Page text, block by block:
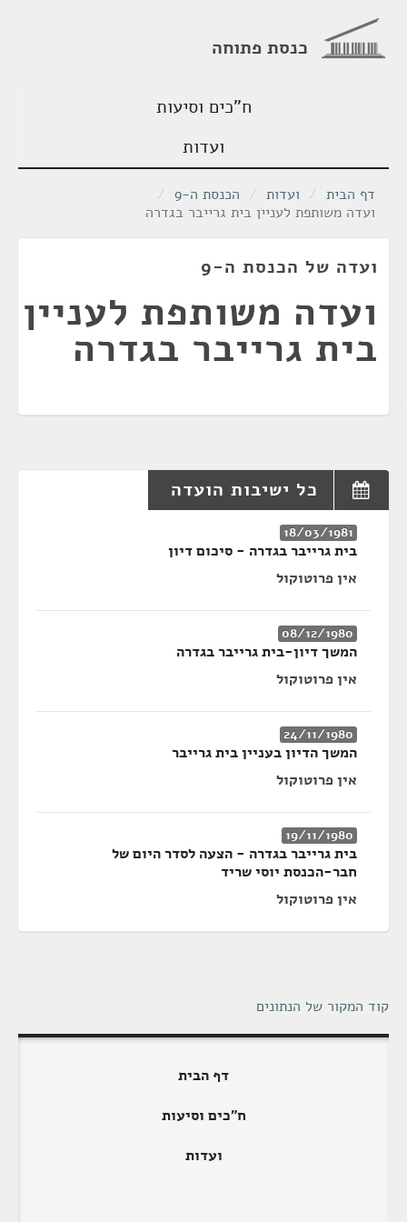
כנסת פתוחה
ח"כים וסיעות
ועדות
דף הבית / ועדות / הכנסת ה-9
/
ועדה משותפת לעניין בית גרייבר בגדרה
ועדה של הכנסת ה-9
ועדה משותפת לעניין
בית גרייבר בגדרה
כל ישיבות הועדה
18/03/1981
בית גרייבר בגדרה - סיכום דיון
אין פרוטוקול
08/12/1980
המשך דיון-בית גרייבר בגדרה
אין פרוטוקול
24/11/1980
המשך הדיון בעניין בית גרייבר
אין פרוטוקול
19/11/1980
בית גרייבר בגדרה - הצעה לסדר היום של
חבר-הכנסת יוסי שריד
אין פרוטוקול
קוד המקור של הנתונים
דף הבית
ח"כים וסיעות
ועדות